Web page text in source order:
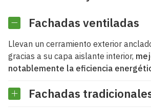
Fachadas ventiladas
Llevan un cerramiento exterior
gracias a su capa aislante interior,
notablemente la eficiencia
Fachadas